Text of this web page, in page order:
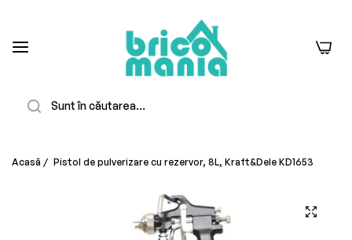
0
Acasă / Pistol de pulverizare cu rezervor, 8L, Kraft&Dele KD1653